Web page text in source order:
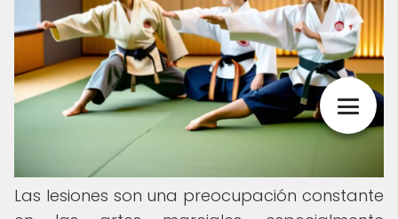
Las lesiones son una preocupación constante